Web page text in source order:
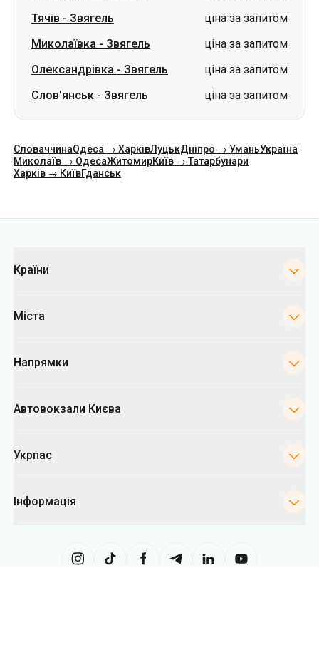
Тячів - Звягель
ціна за запитом
Миколаївка - Звягель
ціна за запитом
Олександрівка - Звягель
ціна за запитом
Слов'янськ - Звягель ціна за запитом
СловаччинаОдеса → ХарківЛуцькДніпро → УманьУкраїна
Миколаїв → ОдесаЖитомирКиїв → Татарбунари
Харків → КиївГданськ
Країни
Міста
Напрямки
Автовокзали Києва
Укрпас
Інформація